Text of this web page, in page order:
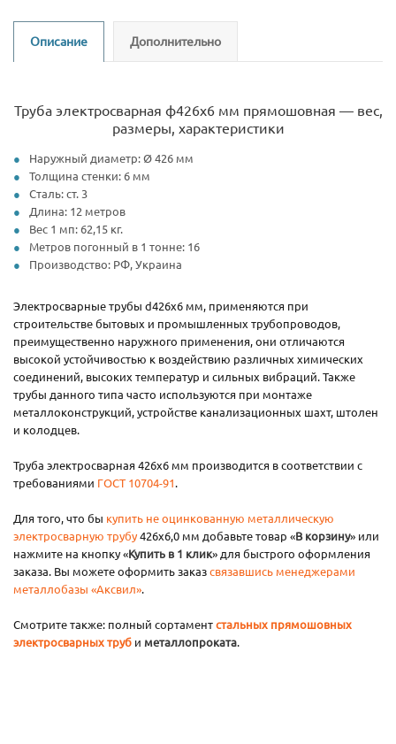
Описание Дополнительно
Труба электросварная ф426х6 мм прямошовная — вес,
размеры, характеристики
Наружный диаметр: Ø 426 мм
Толщина стенки: 6 мм
Сталь: ст. 3
Длина: 12 метров
Вес 1 мп: 62,15 кг.
Метров погонный в 1 тонне: 16
Производство: РФ, Украина
Электросварные трубы d426х6 мм, применяются при
строительстве бытовых и промышленных трубопроводов,
преимущественно наружного применения, они отличаются
высокой устойчивостью к воздействию различных химических
соединений, высоких температур и сильных вибраций. Также
трубы данного типа часто используются при монтаже
металлоконструкций, устройстве канализационных шахт, штолен
и колодцев.
Труба электросварная 426х6 мм производится в соответствии с
требованиями ГОСТ 10704-91.
Для того, что бы купить не оцинкованную металлическую
электросварную трубу426х6,0 мм добавьте товар «В корзину» или
нажмите на кнопку «Купить в 1 клик» для быстрого оформления
заказа. Вы можете оформить заказсвязавшись менеджерами
металлобазы «Аксвил».
Смотрите также: полный сортаментстальных прямошовных
электросварных труб и металлопроката.